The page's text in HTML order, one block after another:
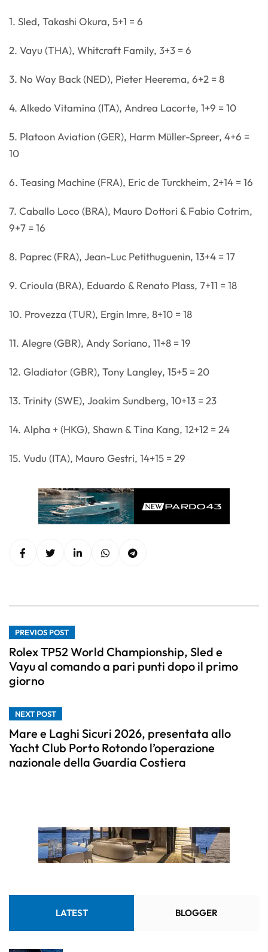
1. Sled, Takashi Okura, 5+1 = 6
2. Vayu (THA), Whitcraft Family, 3+3 = 6
3. No Way Back (NED), Pieter Heerema, 6+2 = 8
4. Alkedo Vitamina (ITA), Andrea Lacorte, 1+9 = 10
5. Platoon Aviation (GER), Harm Müller-Spreer, 4+6 =
10
6. Teasing Machine (FRA), Eric de Turckheim, 2+14 = 16
7. Caballo Loco (BRA), Mauro Dottori & Fabio Cotrim,
9+7 = 16
8. Paprec (FRA), Jean-Luc Petithuguenin, 13+4 = 17
9. Crioula (BRA), Eduardo & Renato Plass, 7+11 = 18
10. Provezza (TUR), Ergin Imre, 8+10 = 18
11. Alegre (GBR), Andy Soriano, 11+8 = 19
12. Gladiator (GBR), Tony Langley, 15+5 = 20
13. Trinity (SWE), Joakim Sundberg, 10+13 = 23
14. Alpha + (HKG), Shawn & Tina Kang, 12+12 = 24
15. Vudu (ITA), Mauro Gestri, 14+15 = 29
PREVIOS POST
Rolex TP52 World Championship, Sled e
Vayu al comando a pari punti dopo il primo
giorno
NEXT POST
Mare e Laghi Sicuri 2026, presentata allo
Yacht Club Porto Rotondo l’operazione
nazionale della Guardia Costiera
LATEST BLOGGER